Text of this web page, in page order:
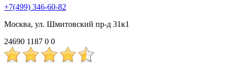
+7(499) 346-60-82
Москва, ул. Шмитовский пр-д 31к1
24690 1187 0 0